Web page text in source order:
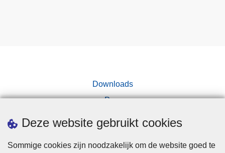
Deze website gebruikt cookies
Sommige cookies zijn noodzakelijk om de website goed te
Downloads
Pers